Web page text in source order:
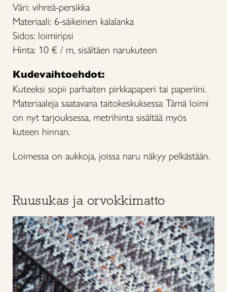
Väri: vihreä-persikka
Materiaali: 6-säikeinen kalalanka
Sidos: loimiripsi
Hinta: 10 € / m, sisältäen narukuteen
Kudevaihtoehdot:
Kuteeksi sopii parhaiten pirkkapaperi tai paperiini.
Materiaaleja saatavana taitokeskuksessa Tämä loimi
on nyt tarjouksessa, metrihinta sisältää myös
kuteen hinnan.
Loimessa on aukkoja, joissa naru näkyy pelkästään.
Ruusukas ja orvokkimatto